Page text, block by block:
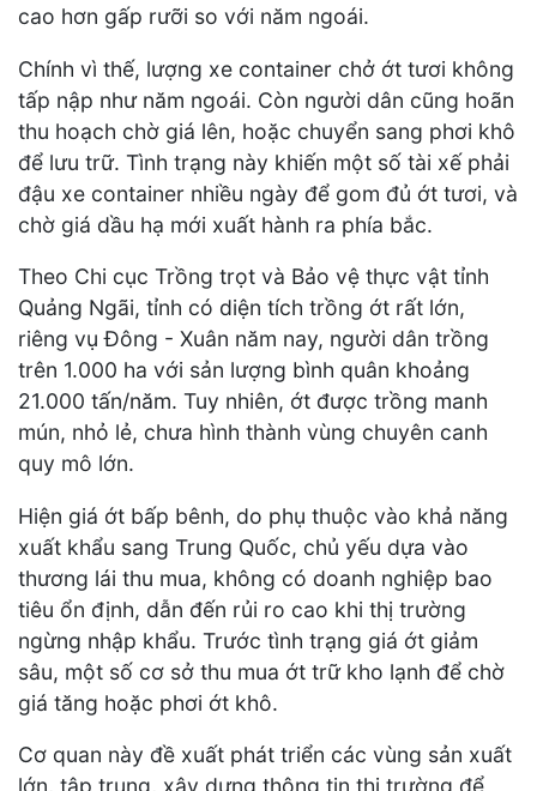
cao hơn gấp rưỡi so với năm ngoái.
Chính vì thế, lượng xe container chở ớt tươi không
tấp nập như năm ngoái. Còn người dân cũng hoãn
thu hoạch chờ giá lên, hoặc chuyển sang phơi khô
để lưu trữ. Tình trạng này khiến một số tài xế phải
đậu xe container nhiều ngày để gom đủ ớt tươi, và
chờ giá dầu hạ mới xuất hành ra phía bắc.
Theo Chi cục Trồng trọt và Bảo vệ thực vật tỉnh
Quảng Ngãi, tỉnh có diện tích trồng ớt rất lớn,
riêng vụ Đông - Xuân năm nay, người dân trồng
trên 1.000 ha với sản lượng bình quân khoảng
21.000 tấn/năm. Tuy nhiên, ớt được trồng manh
mún, nhỏ lẻ, chưa hình thành vùng chuyên canh
quy mô lớn.
Hiện giá ớt bấp bênh, do phụ thuộc vào khả năng
xuất khẩu sang Trung Quốc, chủ yếu dựa vào
thương lái thu mua, không có doanh nghiệp bao
tiêu ổn định, dẫn đến rủi ro cao khi thị trường
ngừng nhập khẩu. Trước tình trạng giá ớt giảm
sâu, một số cơ sở thu mua ớt trữ kho lạnh để chờ
giá tăng hoặc phơi ớt khô.
Cơ quan này đề xuất phát triển các vùng sản xuất